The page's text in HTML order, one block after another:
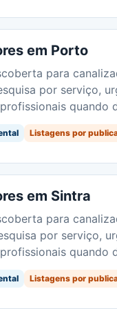
em Porto
para
por serviço,
quando
Listagens por
em Sintra
para
por serviço,
quando
Listagens por